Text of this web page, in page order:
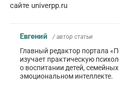
сайте univerpp.ru
Евгений / автор статьи
Главный редактор портала
изучает практическую
о воспитании детей,
эмоциональном интеллекте.